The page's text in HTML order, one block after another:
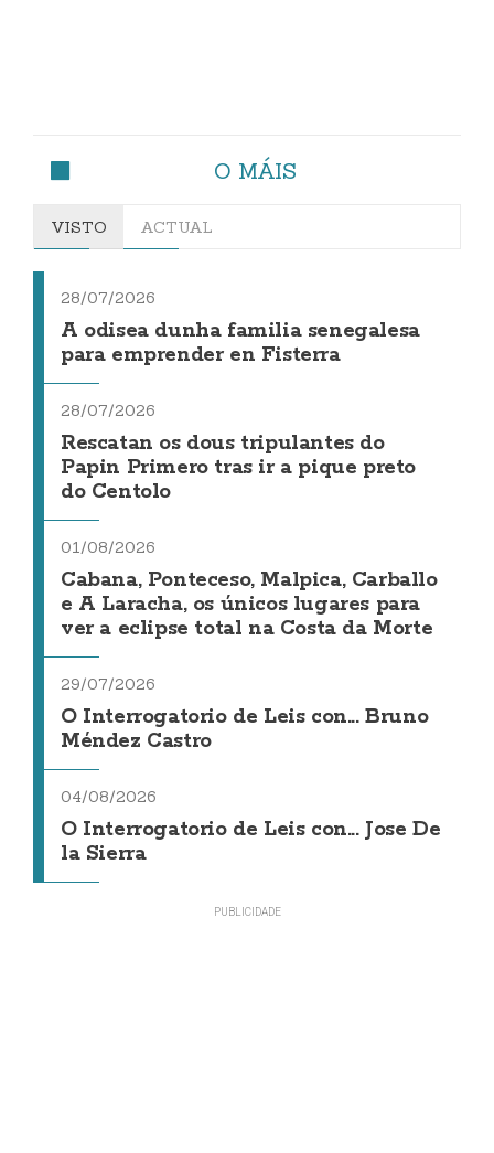
O MÁIS
VISTO ACTUAL
28/07/2026
A odisea dunha familia senegalesa
para emprender en Fisterra
28/07/2026
Rescatan os dous tripulantes do
Papin Primero tras ir a pique preto
do Centolo
01/08/2026
Cabana, Ponteceso, Malpica, Carballo
e A Laracha, os únicos lugares para
ver a eclipse total na Costa da Morte
29/07/2026
O Interrogatorio de Leis con... Bruno
Méndez Castro
04/08/2026
O Interrogatorio de Leis con... Jose De
la Sierra